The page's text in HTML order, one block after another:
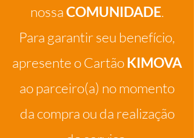
nossaCOMUNIDADE.
Para garantir seu benefício,
apresente o CartãoKIMOVA
ao parceiro(a) no momento
da compra ou da realização